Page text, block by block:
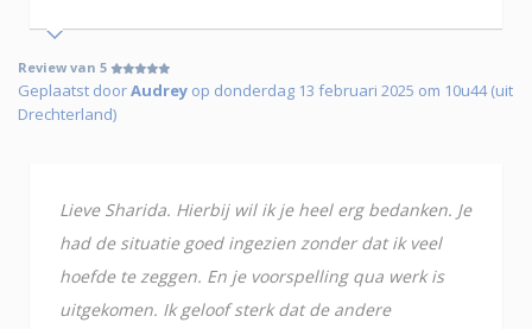
Review van 5
Geplaatst doorAudrey op donderdag 13 februari 2025 om 10u44 (uit
Drechterland)
Lieve Sharida. Hierbij wil ik je heel erg bedanken. Je
had de situatie goed ingezien zonder dat ik veel
hoefde te zeggen. En je voorspelling qua werk is
uitgekomen. Ik geloof sterk dat de andere